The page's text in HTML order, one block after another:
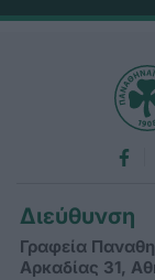
Διεύθυνση
Γραφεία
Αρκαδίας 31,